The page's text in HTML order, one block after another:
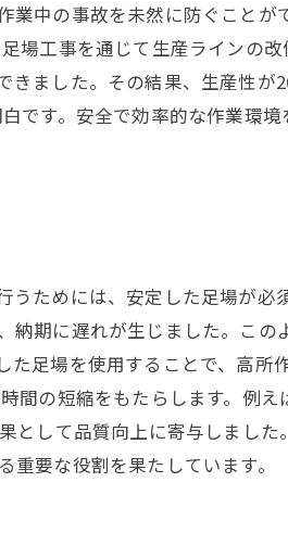
業中の事故を未然に防ぐことが
場工事を通じて生産ラインの改
きました。その結果、生産性が
です。安全で効率的な作業環境
うためには、安定した足場が必
納期に遅れが生じました。この
た足場を使用することで、高所
間の短縮をもたらします。例え
として品質向上に寄与しました
要な役割を果たしています。